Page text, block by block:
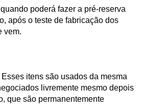
poderá fazer a pré-reserva
após o teste de fabricação dos
vem.
itens são usados da mesma
livremente mesmo depois
que são permanentemente